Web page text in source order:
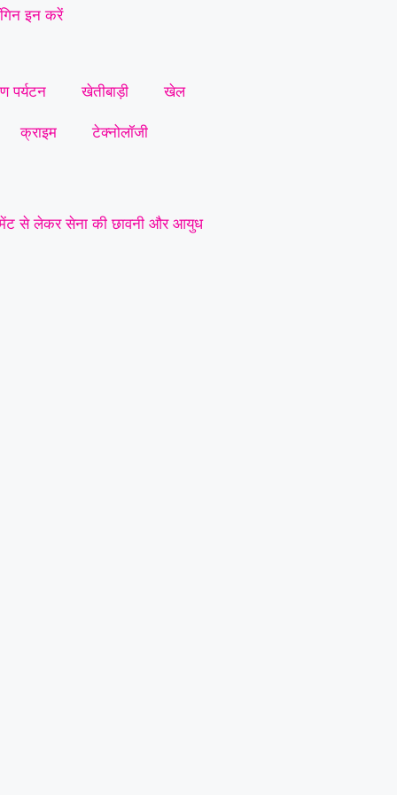
इन करें
पर्यटन खेतीबाड़ी खेल
क्राइम टेक्नोलॉजी
से लेकर सेना की छावनी और आयुध
प्रमुख मांगें